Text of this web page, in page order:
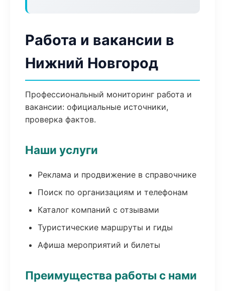
Работа и вакансии в
Нижний Новгород
Профессиональный мониторинг работа и
вакансии: официальные источники,
проверка фактов.
Наши услуги
Реклама и продвижение в справочнике
Поиск по организациям и телефонам
Каталог компаний с отзывами
Туристические маршруты и гиды
Афиша мероприятий и билеты
Преимущества работы с нами